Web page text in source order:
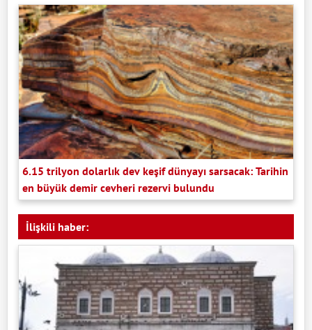
6.15 trilyon dolarlık dev keşif dünyayı sarsacak: Tarihin
en büyük demir cevheri rezervi bulundu
İlişkili haber: